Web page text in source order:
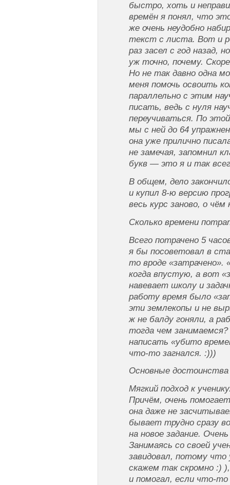
быстро, хоть и
времён я понял, что
же очень неудобно
текст с листа. Вот и
раз засел с год назад,
уж точно, почему.
Но не так давно одна
меня помочь освоить
параллельно с этим
писать, ведь с нуля
переучиваться. По
мы с ней до 64
она уже прилично
не замечая, запомнил
букв — это я и так
В общем, дело
и купил 8-ю версию
весь курс заново, о
Cкoлькo вpeмeни
Всего потрачено 5
я бы посоветовал в
то вроде «затрачено».
когда впустую, а вот
навевает школу и
работу время было
эти землекопы и не
ж не балду гоняли, а
тогда чем
написать «убито
что-то загнался. :)))
Ocнoвныe
Мягкий подход к
Причём, очень
она даже не
бывает трудно сразу
на новое задание.
Занимаясь со своей
завидовал, потому
скажем так скромно :)
и помогал, если что-то